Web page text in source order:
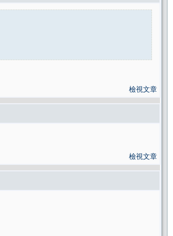
檢視文章
檢視文章